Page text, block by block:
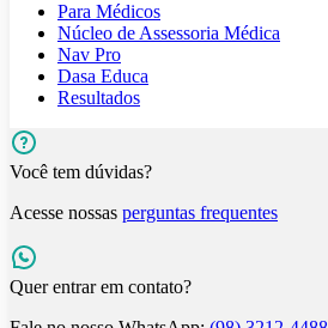
Para Médicos
Núcleo de Assessoria Médica
Nav Pro
Dasa Educa
Resultados
Você tem dúvidas?
Acesse nossas perguntas frequentes
Quer entrar em contato?